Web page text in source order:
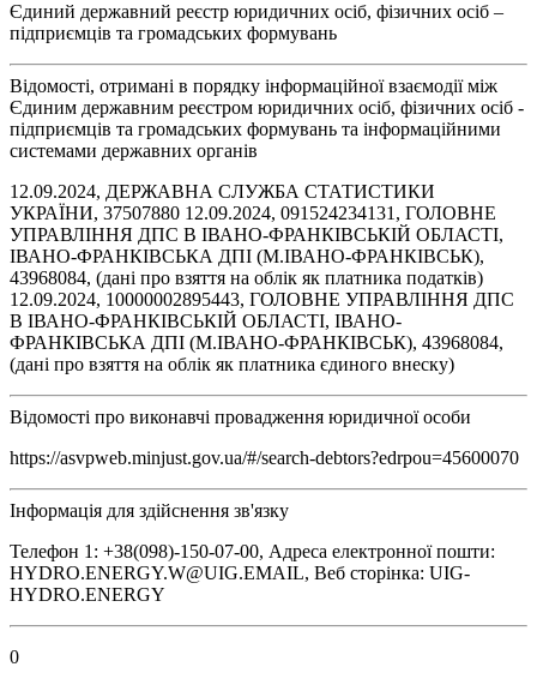
Єдиний державний реєстр юридичних осіб, фізичних осіб –
підприємців та громадських формувань
Відомості, отримані в порядку інформаційної взаємодії між
Єдиним державним реєстром юридичних осіб, фізичних осіб -
підприємців та громадських формувань та інформаційними
системами державних органів
12.09.2024, ДЕРЖАВНА СЛУЖБА СТАТИСТИКИ
УКРАЇНИ, 37507880 12.09.2024, 091524234131, ГОЛОВНЕ
УПРАВЛІННЯ ДПС В ІВАНО-ФРАНКІВСЬКІЙ ОБЛАСТІ,
ІВАНО-ФРАНКІВСЬКА ДПІ (М.ІВАНО-ФРАНКІВСЬК),
43968084, (дані про взяття на облік як платника податків)
12.09.2024, 10000002895443, ГОЛОВНЕ УПРАВЛІННЯ ДПС
В ІВАНО-ФРАНКІВСЬКІЙ ОБЛАСТІ, ІВАНО-
ФРАНКІВСЬКА ДПІ (М.ІВАНО-ФРАНКІВСЬК), 43968084,
(дані про взяття на облік як платника єдиного внеску)
Відомості про виконавчі провадження юридичної особи
https://asvpweb.minjust.gov.ua/#/search-debtors?edrpou=45600070
Інформація для здійснення зв'язку
Телефон 1: +38(098)-150-07-00, Адреса електронної пошти:
HYDRO.ENERGY.W@UIG.EMAIL, Веб сторінка: UIG-
HYDRO.ENERGY
0